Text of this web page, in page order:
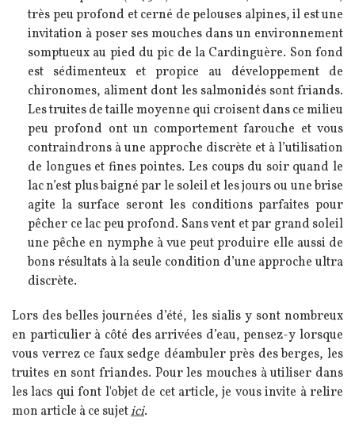
très peu profond et cerné de pelouses alpines, il est une
invitation à poser ses mouches dans un environnement
somptueux au pied du pic de la Cardinguère. Son fond
est sédimenteux et propice au développement de
chironomes, aliment dont les salmonidés sont friands.
Les truites de taille moyenne qui croisent dans ce milieu
peu profond ont un comportement farouche et vous
contraindrons à une approche discrète et à l’utilisation
de longues et fines pointes. Les coups du soir quand le
lac n’est plus baigné par le soleil et les jours ou une brise
agite la surface seront les conditions parfaites pour
pêcher ce lac peu profond. Sans vent et par grand soleil
une pêche en nymphe à vue peut produire elle aussi de
bons résultats à la seule condition d’une approche ultra
discrète.
Lors des belles journées d’été, les sialis y sont nombreux
en particulier à côté des arrivées d’eau, pensez-y lorsque
vous verrez ce faux sedge déambuler près des berges, les
truites en sont friandes. Pour les mouches à utiliser dans
les lacs qui font l'objet de cet article, je vous invite à relire
mon article à ce sujetici.